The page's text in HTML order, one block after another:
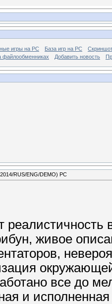
игры на PC База игр на РС
файлообменниках
Добавить новость
RUS/ENG/DEMO) PC
живое
все до
и